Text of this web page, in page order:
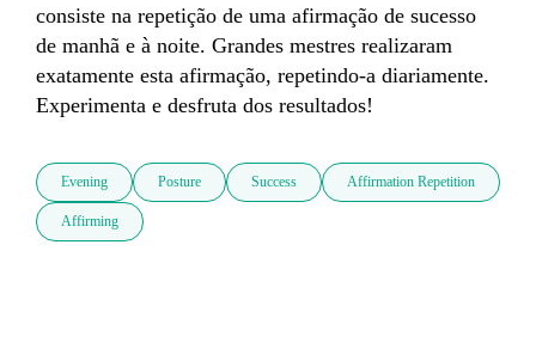
consiste na repetição de uma afirmação de sucesso
de manhã e à noite. Grandes mestres realizaram
exatamente esta afirmação, repetindo-a diariamente.
Experimenta e desfruta dos resultados!
Evening Posture Success Affirmation Repetition
Affirming